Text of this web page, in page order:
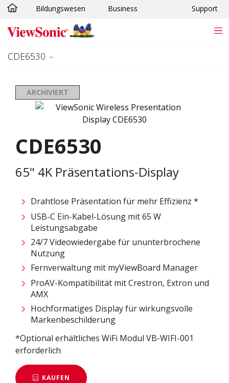
Skip to main content
Bildungswesen Business Support
CDE6530
ARCHIVIERT
CDE6530
65" 4K Präsentations-Display
Drahtlose Präsentation für mehr Effizienz *​
USB-C Ein-Kabel-Lösung mit 65 W
Leistungsabgabe​
24/7 Videowiedergabe für ununterbrochene
Nutzung
Fernverwaltung mit myViewBoard Manager ​
ProAV-Kompatibilität mit Crestron, Extron und
AMX​
Hochformatiges Display für wirkungsvolle
Markenbeschilderung
*Optional erhältliches WiFi Modul VB-WIFI-001
erforderlich
KAUFEN